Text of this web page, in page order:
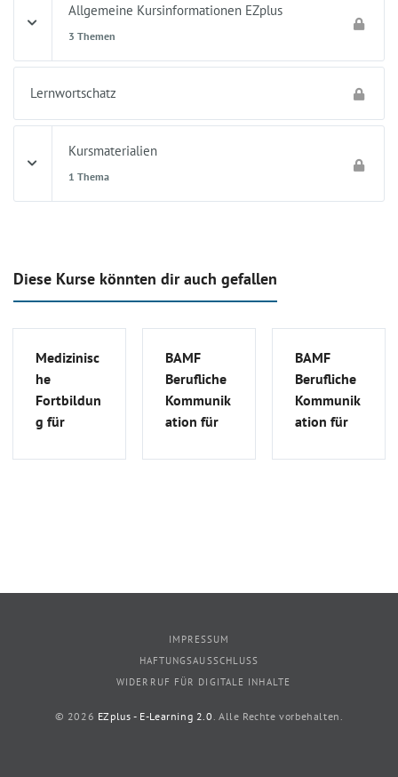
Allgemeine Kursinformationen EZplus
3 Themen
Lernwortschatz
Kursmaterialien
1 Thema
Diese Kurse könnten dir auch gefallen
Medizinisc
he
Fortbildun
g für
he Ärzte |
BAMF
Berufliche
Kommunik
ation für
he Ärzte
BAMF
Berufliche
Kommunik
ation für
he Ärzte
IMPRESSUM
HAFTUNGSAUSSCHLUSS
WIDERRUF FÜR DIGITALE INHALTE
© 2026 EZplus - E-Learning 2.0. Alle Rechte vorbehalten.